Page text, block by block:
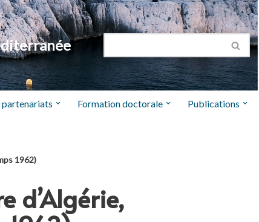
Formation doctorale Publications
1962)
d’Algérie,